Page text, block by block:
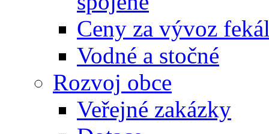
Ceny za vývoz
Vodné a stočné
Rozvoj obce
Veřejné zakázky